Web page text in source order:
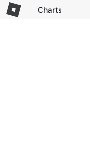
Charts